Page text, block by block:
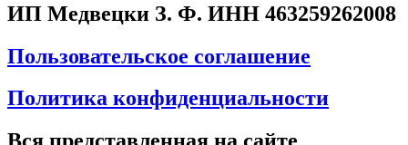
ИП Медвецки З. Ф. ИНН 463259262008
Пользовательское соглашение
Политика конфиденциальности